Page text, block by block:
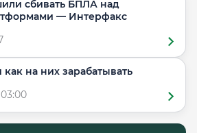
сбивать БПЛА над
каспийскими платформами — Интерфакс
на них зарабатывать